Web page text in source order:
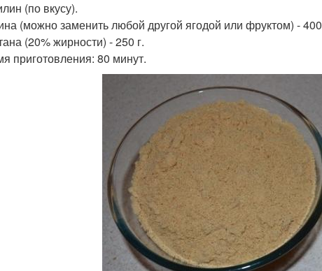
(по вкусу).
(можно заменить любой другой ягодой или фруктом) -
(20% жирности) - 250 г.
приготовления: 80 минут.